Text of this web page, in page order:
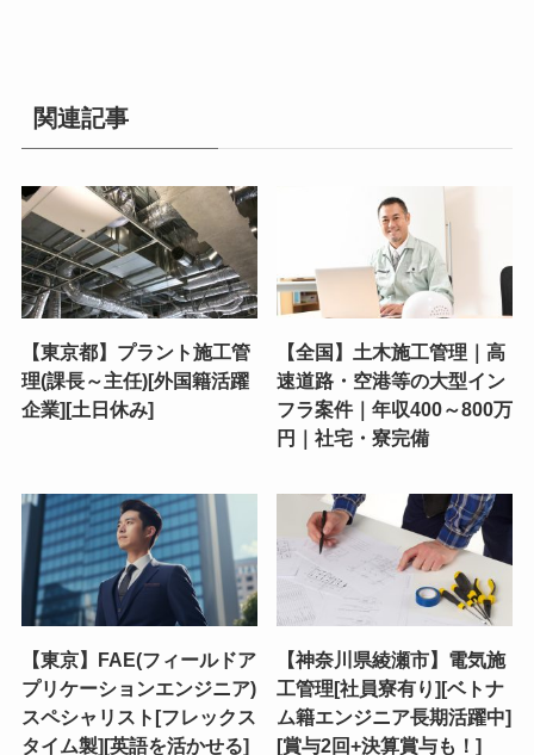
関連記事
【東京都】プラント施工管
理(課長～主任)[外国籍活躍
企業][土日休み]
【全国】土木施工管理｜高
速道路・空港等の大型イン
フラ案件｜年収400～800万
円｜社宅・寮完備
【東京】FAE(フィールドア
プリケーションエンジニア)
スペシャリスト[フレックス
タイム製][英語を活かせる]
【神奈川県綾瀬市】電気施
工管理[社員寮有り][ベトナ
ム籍エンジニア長期活躍中]
[賞与2回+決算賞与も！]